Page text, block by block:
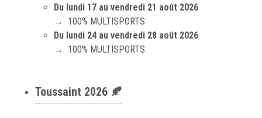
Du lundi 17 au vendredi 21 août 2026
→ 100% MULTISPORTS
Du lundi 24 au vendredi 28 août 2026
→ 100% MULTISPORTS
Toussaint 2026 🍂